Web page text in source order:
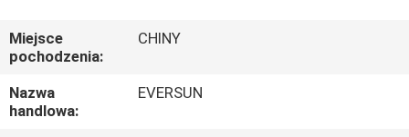
O
NAS
Miejsce
pochodzenia:
CHINY
Nazwa
handlowa:
EVERSUN